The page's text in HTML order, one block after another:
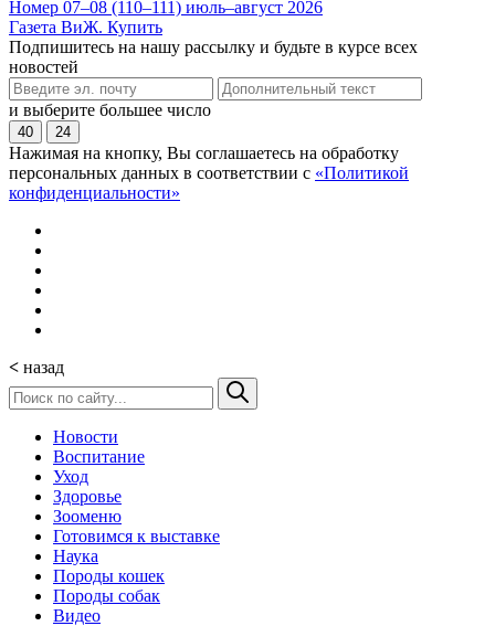
Номер 07–08 (110–111) июль–август 2026
Газета ВиЖ. Купить
Подпишитесь на нашу рассылку и будьте в курсе всех
новостей
и выберите большее число
40 24
Нажимая на кнопку, Вы соглашаетесь на обработку
персональных данных в соответствии с «Политикой
конфиденциальности»
< назад
Новости
Воспитание
Уход
Здоровье
Зооменю
Готовимся к выставке
Наука
Породы кошек
Породы собак
Видео